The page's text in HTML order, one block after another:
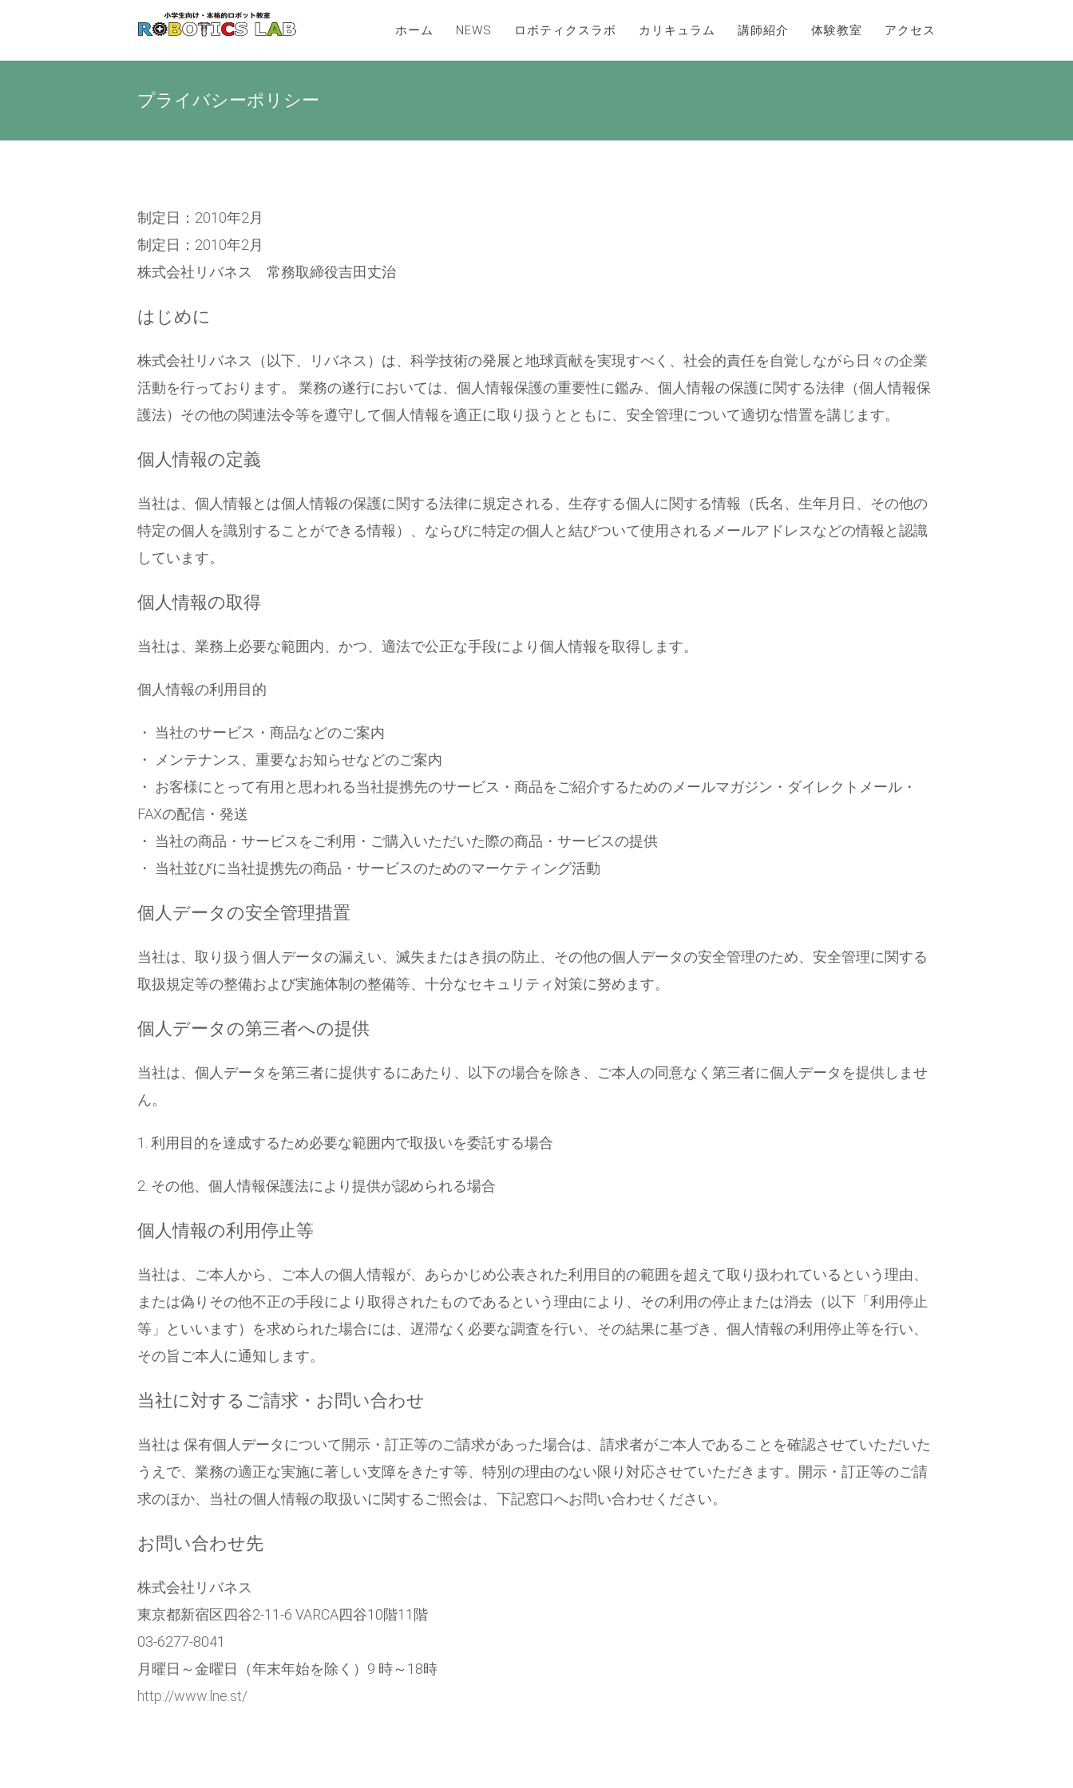
ホーム NEWS ロボティクスラボ カリキュラム 講師紹介 体験教室 アクセス
プライバシーポリシー
制定日：2010年2月
制定日：2010年2月
株式会社リバネス 常務取締役吉田丈治
はじめに
株式会社リバネス（以下、リバネス）は、科学技術の発展と地球貢献を実現すべく、社会的責任を自覚しながら日々の企業
活動を行っております。 業務の遂行においては、個人情報保護の重要性に鑑み、個人情報の保護に関する法律（個人情報保
護法）その他の関連法令等を遵守して個人情報を適正に取り扱うとともに、安全管理について適切な惜置を講じます。
個人情報の定義
当社は、個人情報とは個人情報の保護に関する法律に規定される、生存する個人に関する情報（氏名、生年月日、その他の
特定の個人を識別することができる情報）、ならびに特定の個人と結びついて使用されるメールアドレスなどの情報と認識
しています。
個人情報の取得
当社は、業務上必要な範囲内、かつ、適法で公正な手段により個人情報を取得します。
個人情報の利用目的
・ 当社のサービス・商品などのご案内
・ メンテナンス、重要なお知らせなどのご案内
・ お客様にとって有用と思われる当社提携先のサービス・商品をご紹介するためのメールマガジン・ダイレクトメール・
FAXの配信・発送
・ 当社の商品・サービスをご利用・ご購入いただいた際の商品・サービスの提供
・ 当社並びに当社提携先の商品・サービスのためのマーケティング活動
個人データの安全管理措置
当社は、取り扱う個人データの漏えい、滅失またはき損の防止、その他の個人データの安全管理のため、安全管理に関する
取扱規定等の整備および実施体制の整備等、十分なセキュリティ対策に努めます。
個人データの第三者への提供
当社は、個人データを第三者に提供するにあたり、以下の場合を除き、ご本人の同意なく第三者に個人データを提供しませ
ん。
1. 利用目的を達成するため必要な範囲内で取扱いを委託する場合
2. その他、個人情報保護法により提供が認められる場合
個人情報の利用停止等
当社は、ご本人から、ご本人の個人情報が、あらかじめ公表された利用目的の範囲を超えて取り扱われているという理由、
または偽りその他不正の手段により取得されたものであるという理由により、その利用の停止または消去（以下「利用停止
等」といいます）を求められた場合には、遅滞なく必要な調査を行い、その結果に基づき、個人情報の利用停止等を行い、
その旨ご本人に通知します。
当社に対するご請求・お問い合わせ
当社は 保有個人データについて開示・訂正等のご請求があった場合は、請求者がご本人であることを確認させていただいた
うえで、業務の適正な実施に著しい支障をきたす等、特別の理由のない限り対応させていただきます。開示・訂正等のご請
求のほか、当社の個人情報の取扱いに関するご照会は、下記窓口へお問い合わせください。
お問い合わせ先
株式会社リバネス
東京都新宿区四谷2-11-6 VARCA四谷10階11階
03-6277-8041
月曜日～金曜日（年末年始を除く）9 時～18時
http://www.lne.st/